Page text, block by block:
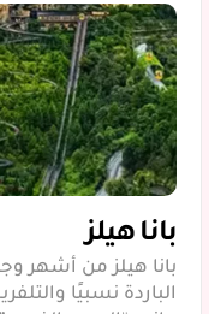
بانا هيلز
بانا هيلز من أشهر
الباردة نسبيًا